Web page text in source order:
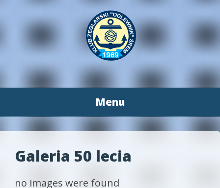
Menu
Przeskocz
do
Galeria 50 lecia
no images were found